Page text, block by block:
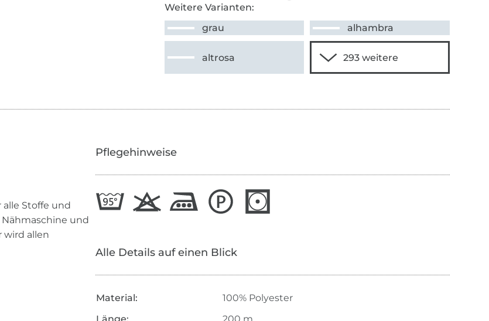
Weitere Varianten:
grau
alhambra
altrosa
Stoffe und
und
wird allen
Pflegehinweise
Alle Details auf einen Blick
Material:
100% Polyester